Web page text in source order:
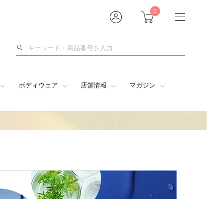
0
検
ボディウェア 店舗情報 マガジン